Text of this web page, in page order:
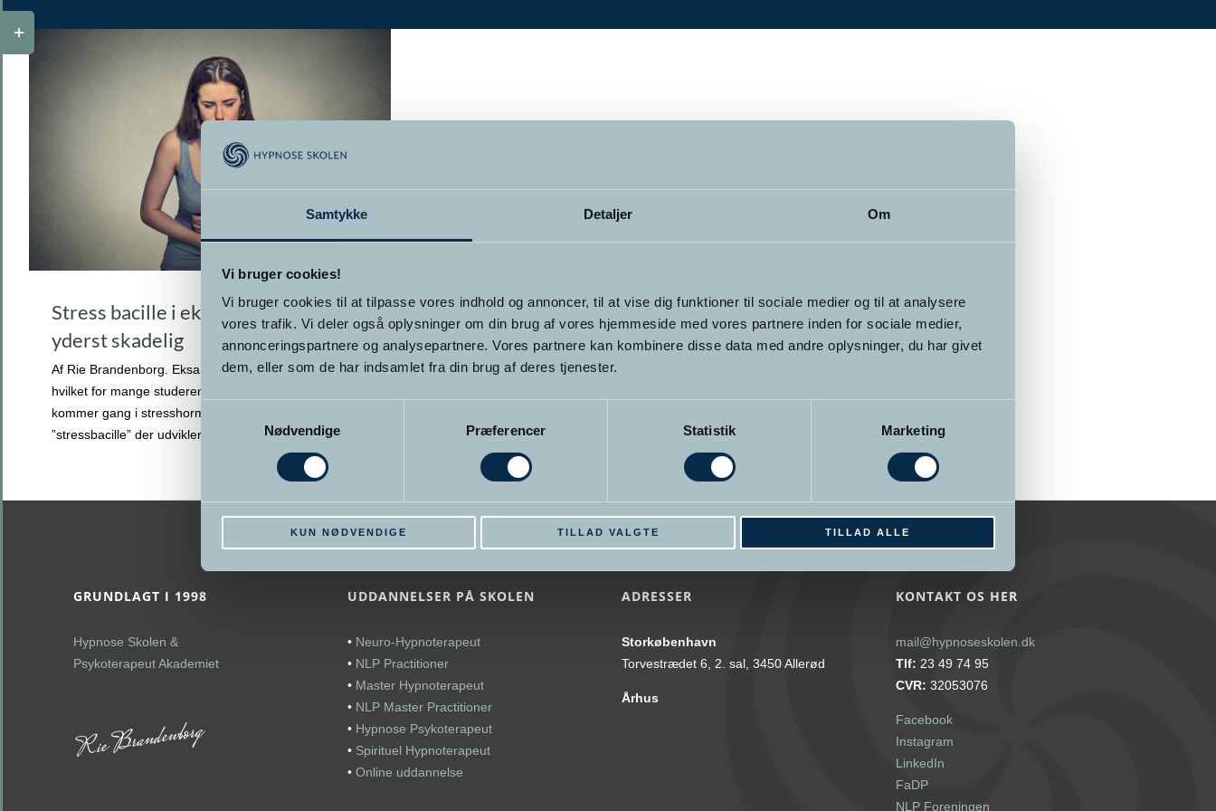
Samtykke Detaljer Om
Vi bruger cookies!
Vi bruger cookies til at tilpasse vores indhold og annoncer, til at vise dig funktioner til sociale medier og til at analysere
vores trafik. Vi deler også oplysninger om din brug af vores hjemmeside med vores partnere inden for sociale medier,
annonceringspartnere og analysepartnere. Vores partnere kan kombinere disse data med andre oplysninger, du har givet
dem, eller som de har indsamlet fra din brug af deres tjenester.
Samtykkevalg
Nødvendige
Præferencer Statistik Marketing
KUN NØDVENDIGE TILLAD VALGTE TILLAD ALLE
Stress bacille i eksamenstiden er
yderst skadelig
Af Rie Brandenborg. Eksamenstiden står for døren,
hvilket for mange studerende er en periode hvor der
kommer gang i stresshormonerne, det er nærmest en
”stressbacille” der udvikler
>> Læs mere
GRUNDLAGT I 1998
Hypnose Skolen &
Psykoterapeut Akademiet
UDDANNELSER PÅ SKOLEN
• Neuro-Hypnoterapeut
• NLP Practitioner
• Master Hypnoterapeut
• NLP Master Practitioner
• Hypnose Psykoterapeut
• Spirituel Hypnoterapeut
•Online uddannelse
ADRESSER
Storkøbenhavn
Torvestrædet 6, 2. sal, 3450 Allerød
Århus
KONTAKT OS HER
mail@hypnoseskolen.dk
Tlf: 23 49 74 95
CVR: 32053076
Facebook
Instagram
LinkedIn
FaDP
NLP Foreningen